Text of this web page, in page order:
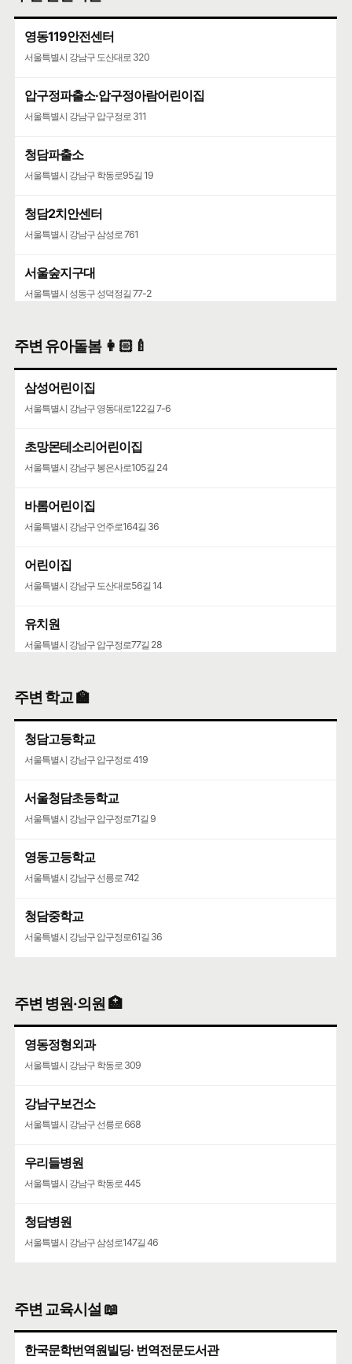
영동119안전센터
서울특별시 강남구 도산대로 320
압구정파출소·압구정아람어린이집
서울특별시 강남구 압구정로 311
청담파출소
서울특별시 강남구 학동로95길 19
청담2치안센터
서울특별시 강남구 삼성로 761
서울숲지구대
서울특별시 성동구 성덕정길 77-2
서울특별시 성동구 뚝섬로 452
주변 유아돌봄 👩🏻‍🍼
삼성어린이집
서울특별시 강남구 영동대로122길 7-6
초망몬테소리어린이집
서울특별시 강남구 봉은사로105길 24
바롬어린이집
서울특별시 강남구 언주로164길 36
어린이집
서울특별시 강남구 도산대로56길 14
유치원
서울특별시 강남구 압구정로77길 28
서울특별시 광진구 능동로3마길 1
주변 학교 🏫
청담고등학교
서울특별시 강남구 압구정로 419
서울청담초등학교
서울특별시 강남구 압구정로71길 9
영동고등학교
서울특별시 강남구 선릉로 742
청담중학교
서울특별시 강남구 압구정로61길 36
주변 병원·의원 🏥
영동정형외과
서울특별시 강남구 학동로 309
강남구보건소
서울특별시 강남구 선릉로 668
우리들병원
서울특별시 강남구 학동로 445
청담병원
서울특별시 강남구 삼성로147길 46
주변 교육시설 📖
한국문학번역원빌딩· 번역전문도서관